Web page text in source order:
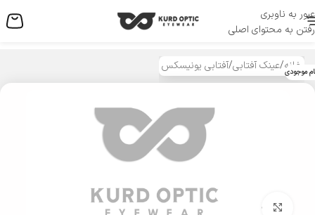
عبور به ناوبری
رفتن به محتوای اصلی
منو
خانه/عینک آفتابی/آفتابی یونیسکس موجودی
بزرگنمایی تصویر